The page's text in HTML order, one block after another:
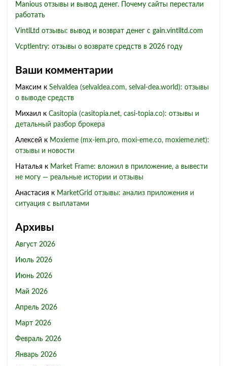
Manious отзывы и вывод денег. Почему сайты перестали
работать
VintlLtd отзывы: вывод и возврат денег с gain.vintlltd.com
Vcptlentry: отзывы о возврате средств в 2026 году
Ваши комментарии
Максим к Selvaldea (selvaldea.com, selval-dea.world): отзывы
о выводе средств
Михаил к Casitopia (casitopia.net, casi-topia.co): отзывы и
детальный разбор брокера
Алексей к Moxieme (mx-iem.pro, moxi-eme.co, moxieme.net):
отзывы и новости
Наталья к Market Frame: вложил в приложение, а вывести
не могу — реальные истории и отзывы
Анастасия к MarketGrid отзывы: анализ приложения и
ситуация с выплатами
Архивы
Август 2026
Июль 2026
Июнь 2026
Май 2026
Апрель 2026
Март 2026
Февраль 2026
Январь 2026